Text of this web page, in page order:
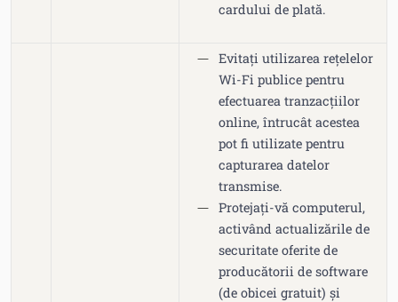
cardului de plată.
Evitați utilizarea rețelelor
Wi-Fi publice pentru
efectuarea tranzacțiilor
online, întrucât acestea
pot fi utilizate pentru
capturarea datelor
transmise.
Protejați-vă computerul,
activând actualizările de
securitate oferite de
producătorii de software
(de obicei gratuit) și